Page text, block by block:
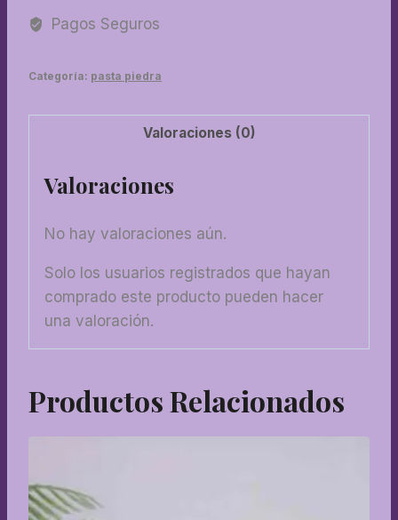
mediano
cantidad
Pagos Seguros
Categoría: pasta piedra
Valoraciones (0)
Valoraciones
No hay valoraciones aún.
Solo los usuarios registrados que hayan
comprado este producto pueden hacer
una valoración.
Productos Relacionados